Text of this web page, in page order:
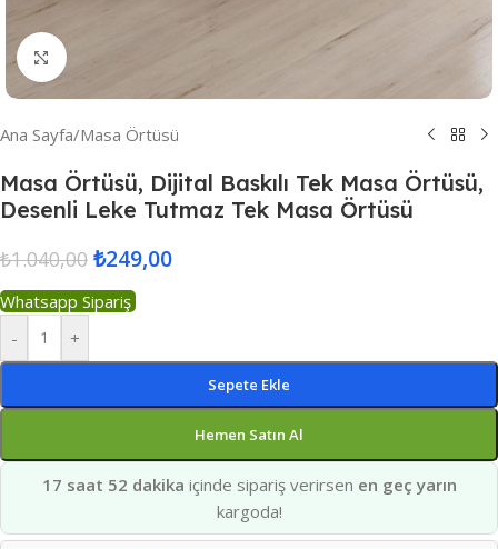
Resmi Büyüt
Ana Sayfa/Masa Örtüsü
Masa Örtüsü, Dijital Baskılı Tek Masa Örtüsü,
Desenli Leke Tutmaz Tek Masa Örtüsü
₺1.040,00 ₺249,00
Whatsapp Sipariş
-
+
Sepete Ekle
Hemen Satın Al
17 saat 52 dakika içinde sipariş verirsen en geç yarın
kargoda!